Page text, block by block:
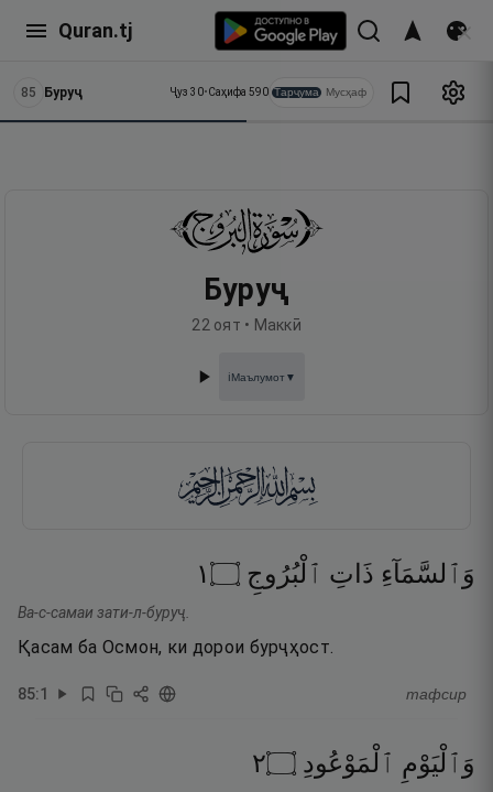
Quran.tj
85 Буруҷ Ҷуз 30•Саҳифа 590 Тарҷума Мусҳаф
Буруҷ
22 оят • Маккӣ
ℹ️Маълумот▼
وَٱلسَّمَآءِ ذَاتِ ٱلْبُرُوجِ ۝١
Ва-с-самаи зати-л-буруҷ.
Қасам ба Осмон, ки дорои бурҷҳост.
85:1 тафсир
وَٱلْيَوْمِ ٱلْمَوْعُودِ ۝٢